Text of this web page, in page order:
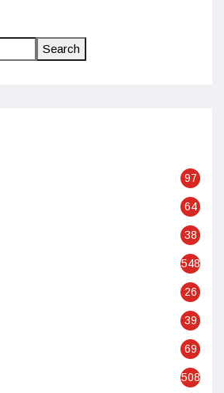
Search
97
64
38
548
26
39
69
508